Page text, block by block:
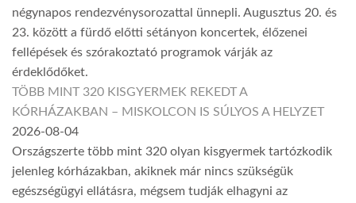
négynapos rendezvénysorozattal ünnepli. Augusztus 20. és
23. között a fürdő előtti sétányon koncertek, élőzenei
fellépések és szórakoztató programok várják az
érdeklődőket.
TÖBB MINT 320 KISGYERMEK REKEDT A
KÓRHÁZAKBAN – MISKOLCON IS SÚLYOS A HELYZET
2026-08-04
Országszerte több mint 320 olyan kisgyermek tartózkodik
jelenleg kórházakban, akiknek már nincs szükségük
egészségügyi ellátásra, mégsem tudják elhagyni az